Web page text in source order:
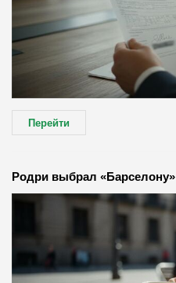
Перейти
Родри выбрал «Барселону»